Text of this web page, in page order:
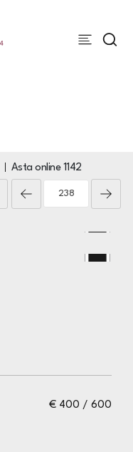
Asta online 1142
€ 400 / 600